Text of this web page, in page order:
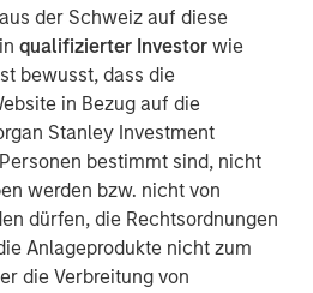
der Schweiz auf diese
qualifizierter Investor wie
bewusst, dass die
in Bezug auf die
Stanley Investment
bestimmt sind, nicht
werden bzw. nicht von
dürfen, die Rechtsordnungen
Anlageprodukte nicht zum
die Verbreitung von
in the Buffalo area over
grocer with attractive long-term
relationships and a loyal
Matthews, Managing Director
Stanley Private Equity.
Tops’ tradition of outstanding
to maintain its position as a
region.”